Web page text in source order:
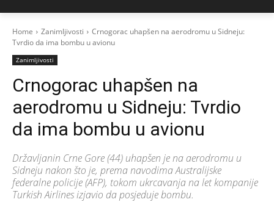
Home Zanimljivosti
Crnogorac uhapšen na aerodromu u Sidneju:
Tvrdio da ima bombu u avionu
Zanimljivosti
Crnogorac uhapšen na
aerodromu u Sidneju: Tvrdio
da ima bombu u avionu
Državljanin Crne Gore (44) uhapšen je na aerodromu u
Sidneju nakon što je, prema navodima Australijske
federalne policije (AFP), tokom ukrcavanja na let kompanije
Turkish Airlines izjavio da posjeduje bombu.